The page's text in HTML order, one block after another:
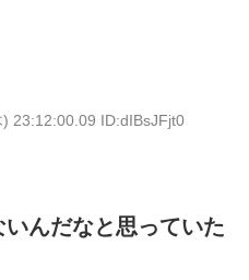
23:12:00.09 ID:dIBsJFjt0
んだなと思っていた